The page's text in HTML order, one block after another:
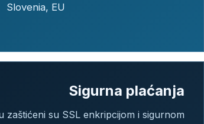
Slovenia, EU
Sigurna plaćanja
zaštićeni su SSL enkripcijom i sigurnom